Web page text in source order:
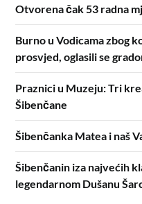
Otvorena čak 53 radna
Burno u Vodicama zbog
prosvjed, oglasili se
Praznici u Muzeju: Tri
Šibenčane
Šibenčanka Matea i naš
Šibenčanin iza najvećih
legendarnom Dušanu